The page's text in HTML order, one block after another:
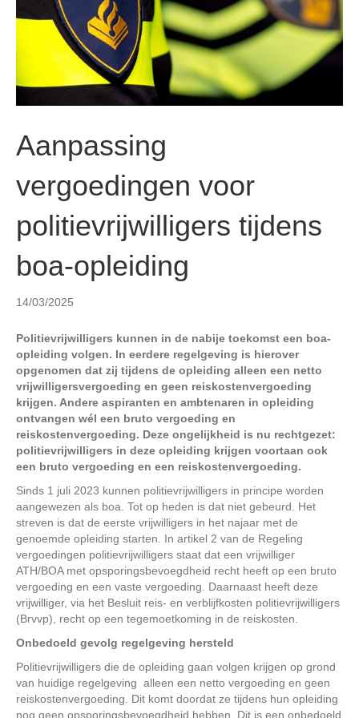
n
Aanpassing
vergoedingen voor
politievrijwilligers tijdens
boa-opleiding
14/03/2025
Politievrijwilligers kunnen in de nabije toekomst een boa-
opleiding volgen. In eerdere regelgeving is hierover
opgenomen dat zij tijdens de opleiding alleen een netto
vrijwilligersvergoeding en geen reiskostenvergoeding
krijgen. Andere aspiranten en ambtenaren in opleiding
ontvangen wél een bruto vergoeding en
reiskostenvergoeding. Deze ongelijkheid is nu rechtgezet:
politievrijwilligers in deze opleiding krijgen voortaan ook
een bruto vergoeding en een reiskostenvergoeding.
Sinds 1 juli 2023 kunnen politievrijwilligers in principe worden
aangewezen als boa. Tot op heden is dat niet gebeurd. Het
streven is dat de eerste vrijwilligers in het najaar met de
genoemde opleiding starten. In artikel 2 van de Regeling
vergoedingen politievrijwilligers staat dat een vrijwilliger
ATH/BOA met opsporingsbevoegdheid recht heeft op een bruto
vergoeding en een vaste vergoeding. Daarnaast heeft deze
vrijwilliger, via het Besluit reis- en verblijfkosten politievrijwilligers
(Brvvp), recht op een tegemoetkoming in de reiskosten.
Onbedoeld gevolg regelgeving hersteld
Politievrijwilligers die de opleiding gaan volgen krijgen op grond
van huidige regelgeving alleen een netto vergoeding en geen
reiskostenvergoeding. Dit komt doordat ze tijdens hun opleiding
nog geen opsporingsbevoegdheid hebben. Dit is een onbedoeld